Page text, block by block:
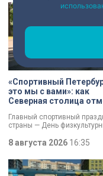
«Спортивный
это мы с вами»: как
Северная столица
Главный спортивный
страны — День
причастных поздравил
Владимир Путин, отметив:
продолжается обновление
создание стадионов,
8 августа 2026 16:35